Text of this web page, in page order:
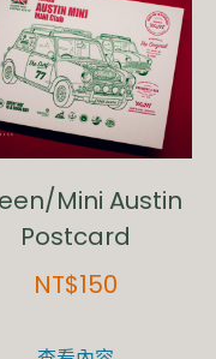
Mini Austin
Postcard
NT$150